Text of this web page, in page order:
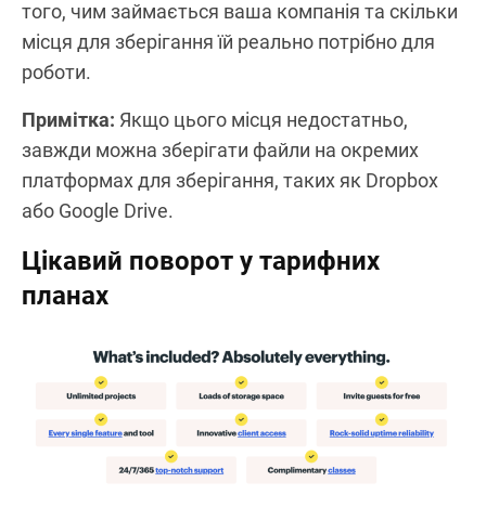
того, чим займається ваша компанія та скільки
місця для зберігання їй реально потрібно для
роботи.
Примітка: Якщо цього місця недостатньо,
завжди можна зберігати файли на окремих
платформах для зберігання, таких як Dropbox
або Google Drive.
Цікавий поворот у тарифних
планах